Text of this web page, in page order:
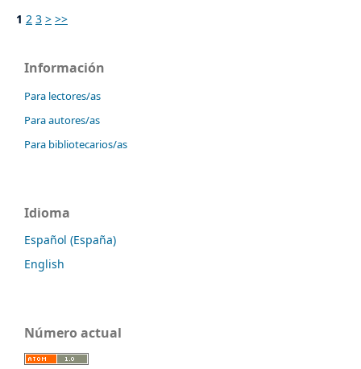
1 2 3 > >>
Información
Para lectores/as
Para autores/as
Para bibliotecarios/as
Idioma
Español (España)
English
Número actual